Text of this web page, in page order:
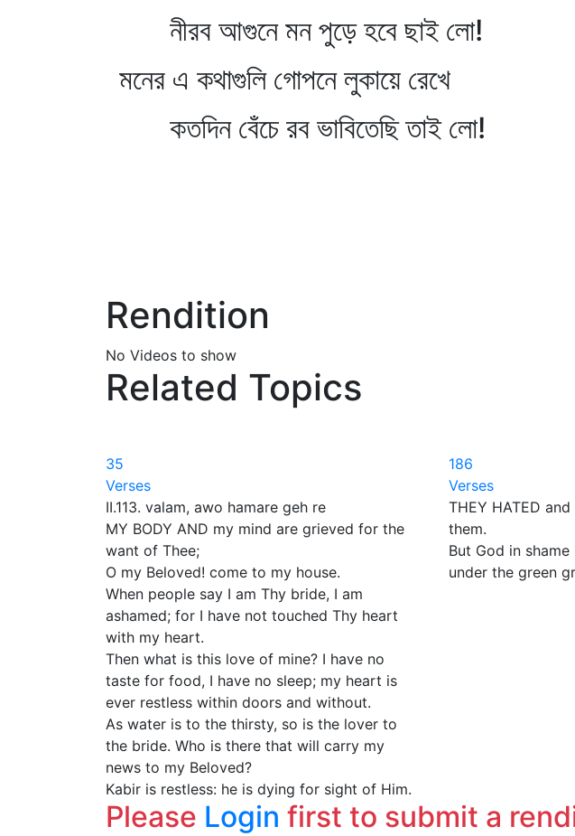
নীরব আগুনে মন পুড়ে হবে ছাই লো!
মনের এ কথাগুলি গোপনে লুকায়ে রেখে
কতদিন বেঁচে রব ভাবিতেছি তাই লো!
Rendition
No Videos to show
Related Topics
35
Verses
II.113. valam, awo hamare geh re
MY BODY AND my mind are grieved for the
want of Thee;
O my Beloved! come to my house.
When people say I am Thy bride, I am
ashamed; for I have not touched Thy heart
with my heart.
Then what is this love of mine? I have no
taste for food, I have no sleep; my heart is
ever restless within doors and without.
As water is to the thirsty, so is the lover to
the bride. Who is there that will carry my
news to my Beloved?
Kabir is restless: he is dying for sight of Him.
186
Verses
THEY HATED
them.
But God in
under the green
Please Login first to submit a